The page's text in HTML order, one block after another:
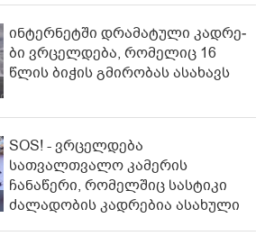
ინ­ტერ­ნეტ­ში დრა­მა­ტუ­ლი კად­რე­
ბი ვრცელდება, რომელიც 16
წლის ბიჭის გმირობას ასახავს
SOS! - ვრცელდება
სათვალთვალო კამერის
ჩანაწერი, რომელშიც სასტიკი
ძალადობის კადრებია ასახული